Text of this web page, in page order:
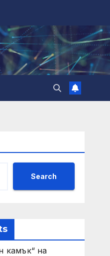
Search
камък“ на